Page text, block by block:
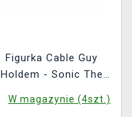
Figurka Cable Guy
Holdem - Sonic The
W magazynie (4szt.)